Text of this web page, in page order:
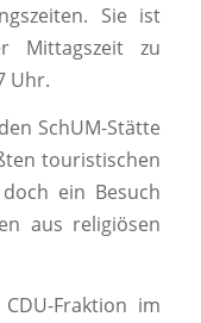
Sie ist
zu
Uhr.
SchUM-Stätte
touristischen
ein Besuch
aus religiösen
Fraktion im